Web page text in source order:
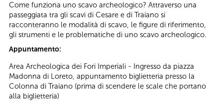
Come funziona uno scavo archeologico? Attraverso una
passeggiata tra gli scavi di Cesare e di Traiano si
racconteranno le modalità di scavo, le figure di riferimento,
gli strumenti e le problematiche di uno scavo archeologico.
Appuntamento:
Area Archeologica dei Fori Imperiali - Ingresso da piazza
Madonna di Loreto, appuntamento biglietteria presso la
Colonna di Traiano (prima di scendere le scale che portano
alla biglietteria)